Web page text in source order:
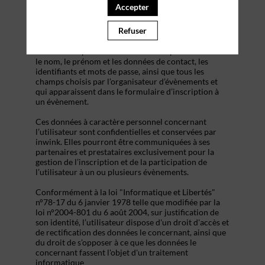
évènement, et de consulter les informations relatives
à l’organisation pratique et logistique d’un
le nom, le prénom et les données de contact, les
identifiants et mots de passe, ainsi que tous les
champs choisis par l’organisateur d’évènements et
qui apparaissent dans le formulaire d’inscription à
un évènement.
Ces données à caractère personnel concernant
l’utilisateur sont confidentielles et conservées par
inwink. Elles pourront être communiquées à ses
partenaires et prestataires exclusivement pour la
gestion de l’inscription et de la participation de
l’utilisateur à un ou plusieurs évènements.
Conformément à la loi "Informatique et Libertés"
n°78-17 du 6 janvier 1978 telle que modifiée par la
loi n°2004-801 du 6 août 2004, sur justification de
son identité, l’utilisateur dispose d'un droit d'accès et
de rectification des données le concernant, ainsi que
du droit de s’opposer à ce que les données le
concernant fassent l'objet d'un traitement
informatique
Accepter
Refuser